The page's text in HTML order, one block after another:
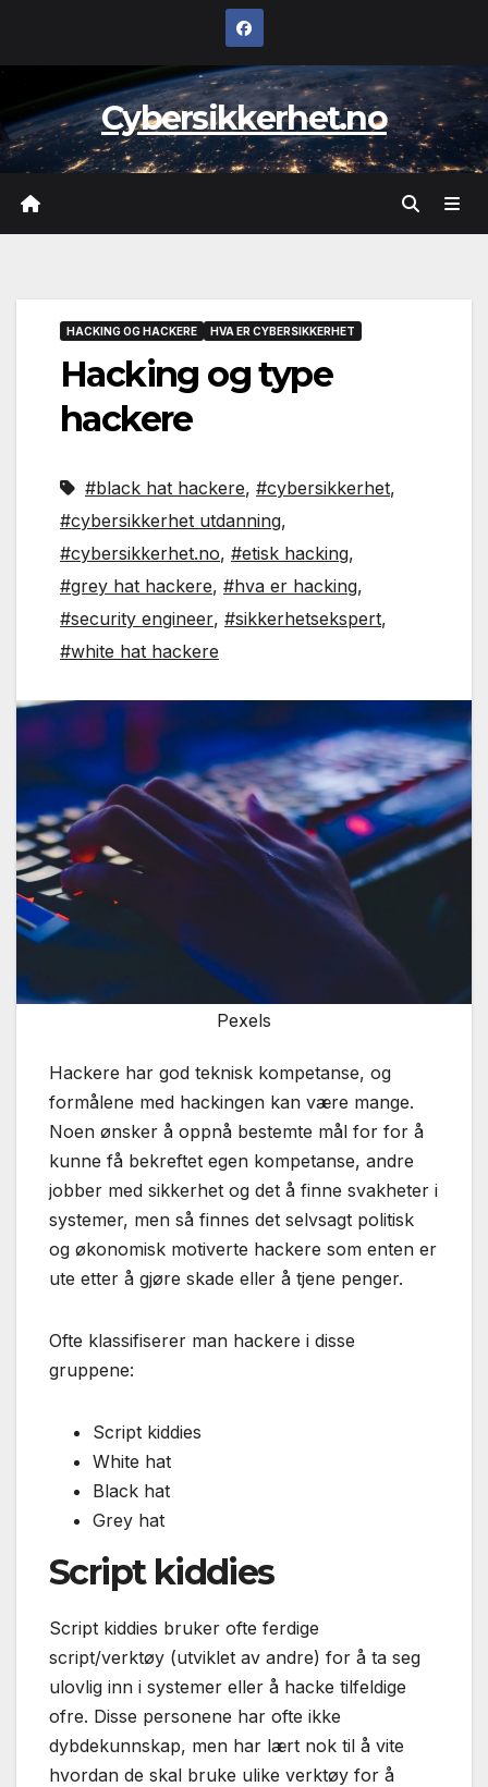
Cybersikkerhet.no
HACKING OG HACKERE HVA ER CYBERSIKKERHET
Hacking og type
hackere
#black hat hackere, #cybersikkerhet,
#cybersikkerhet utdanning,
#cybersikkerhet.no, #etisk hacking,
#grey hat hackere, #hva er hacking,
#security engineer, #sikkerhetsekspert,
#white hat hackere
Pexels
Hackere har god teknisk kompetanse, og
formålene med hackingen kan være mange.
Noen ønsker å oppnå bestemte mål for for å
kunne få bekreftet egen kompetanse, andre
jobber med sikkerhet og det å finne svakheter i
systemer, men så finnes det selvsagt politisk
og økonomisk motiverte hackere som enten er
ute etter å gjøre skade eller å tjene penger.
Ofte klassifiserer man hackere i disse
gruppene:
Script kiddies
White hat
Black hat
Grey hat
Script kiddies
Script kiddies bruker ofte ferdige
script/verktøy (utviklet av andre) for å ta seg
ulovlig inn i systemer eller å hacke tilfeldige
ofre. Disse personene har ofte ikke
dybdekunnskap, men har lært nok til å vite
hvordan de skal bruke ulike verktøy for å